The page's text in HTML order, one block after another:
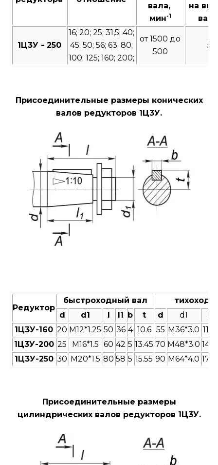
вала,
мин-1
на
1Ц3У - 250
16; 20; 25; 31,5; 40;
45; 50; 56; 63; 80;
100; 125; 160; 200;
от 1500 до
500
Присоединительные размеры конических
валов редукторов 1Ц3У.
Редуктор
быстроходный вал
d
d1 l l1 b t d d1
l
1Ц3У-160 20 M12*1.25 50 36 4 10.6 55 M36*3.0 110
1Ц3У-200 25 M16*1.5 60 42 5 13.45 70 M48*3.0 140
1Ц3У-250 30 M20*1.5 80 58 5 15.55 90 M64*4.0 170
Присоединительные размеры
цилиндрических валов редукторов 1Ц3У.